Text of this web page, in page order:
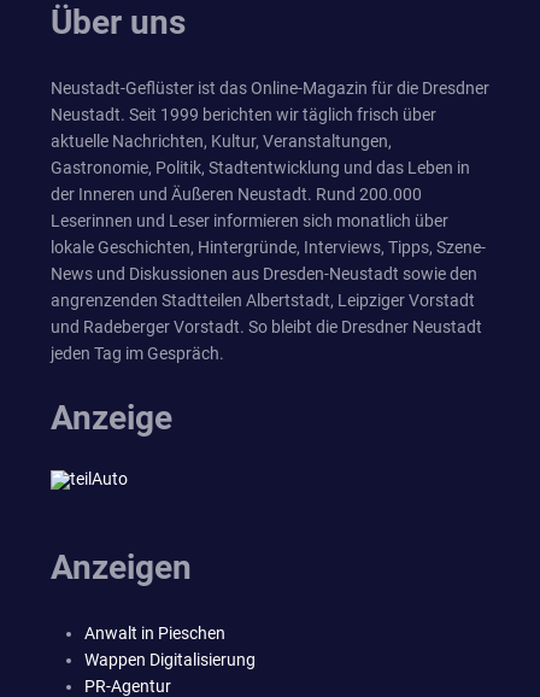
Über uns
Neustadt-Geflüster ist das Online-Magazin für die Dresdner
Neustadt. Seit 1999 berichten wir täglich frisch über
aktuelle Nachrichten, Kultur, Veranstaltungen,
Gastronomie, Politik, Stadtentwicklung und das Leben in
der Inneren und Äußeren Neustadt. Rund 200.000
Leserinnen und Leser informieren sich monatlich über
lokale Geschichten, Hintergründe, Interviews, Tipps, Szene-
News und Diskussionen aus Dresden-Neustadt sowie den
angrenzenden Stadtteilen Albertstadt, Leipziger Vorstadt
und Radeberger Vorstadt. So bleibt die Dresdner Neustadt
jeden Tag im Gespräch.
Anzeige
Anzeigen
Anwalt in Pieschen
Wappen Digitalisierung
PR-Agentur